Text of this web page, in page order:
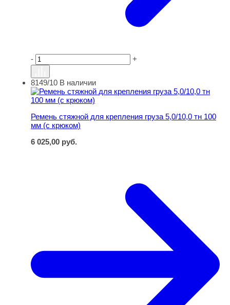
- +
Ремень стяжной для крепления груза 5,0/10,0 тн 100
8149/10 В наличии
Ремень стяжной для крепления груза 5,0/10,0 тн 100
мм (с крюком)
6 025,00 руб.